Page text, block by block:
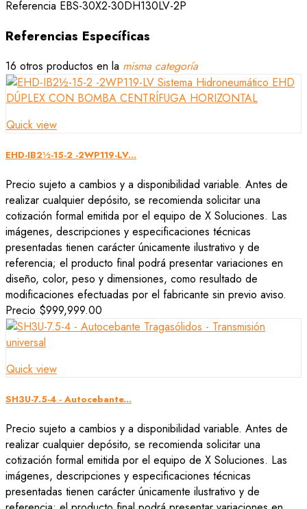
Referencia EBS-30X2-30DH130LV-2P
Referencias Específicas
16 otros productos en la misma categoría
Quick view
EHD-IB2½-15-2 -2WP119-LV...
Precio sujeto a cambios y a disponibilidad variable. Antes de
realizar cualquier depósito, se recomienda solicitar una
cotización formal emitida por el equipo de X Soluciones. Las
imágenes, descripciones y especificaciones técnicas
presentadas tienen carácter únicamente ilustrativo y de
referencia; el producto final podrá presentar variaciones en
diseño, color, peso y dimensiones, como resultado de
modificaciones efectuadas por el fabricante sin previo aviso.
Precio $999,999.00
Quick view
SH3U-7.5-4 - Autocebante...
Precio sujeto a cambios y a disponibilidad variable. Antes de
realizar cualquier depósito, se recomienda solicitar una
cotización formal emitida por el equipo de X Soluciones. Las
imágenes, descripciones y especificaciones técnicas
presentadas tienen carácter únicamente ilustrativo y de